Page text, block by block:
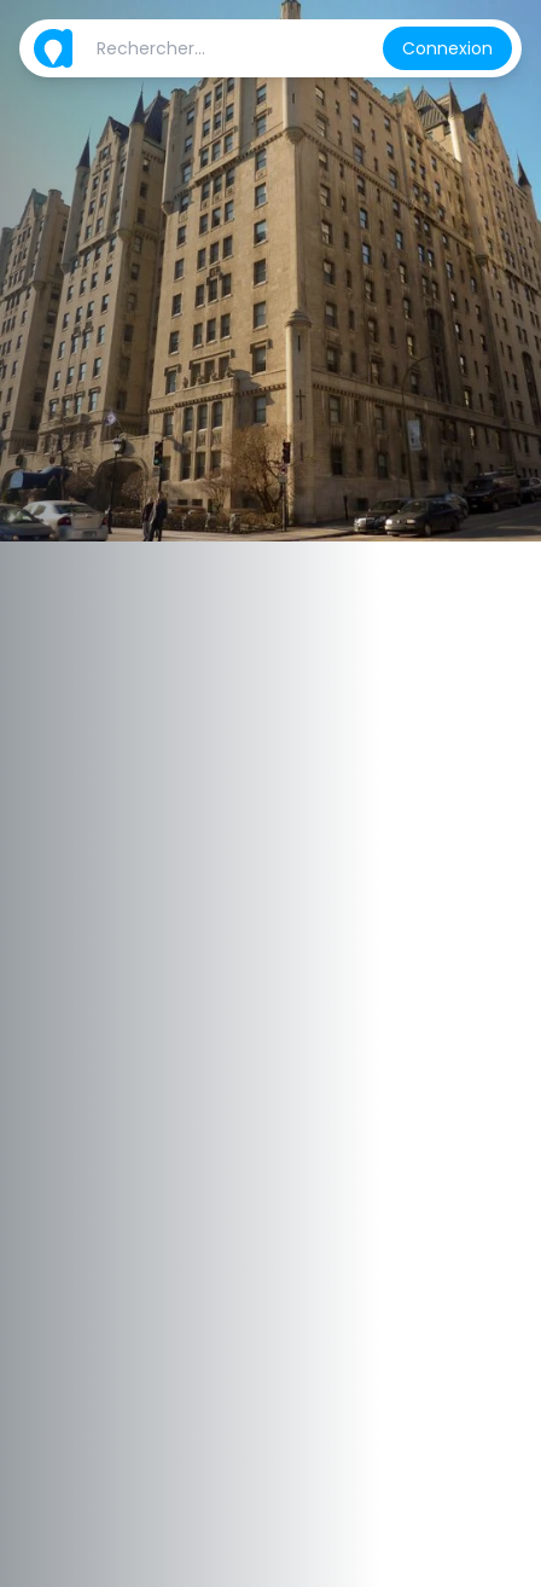
Connexion